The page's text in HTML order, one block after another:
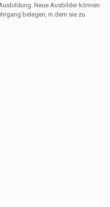
Neue Ausbilder können
belegen, in dem sie zu